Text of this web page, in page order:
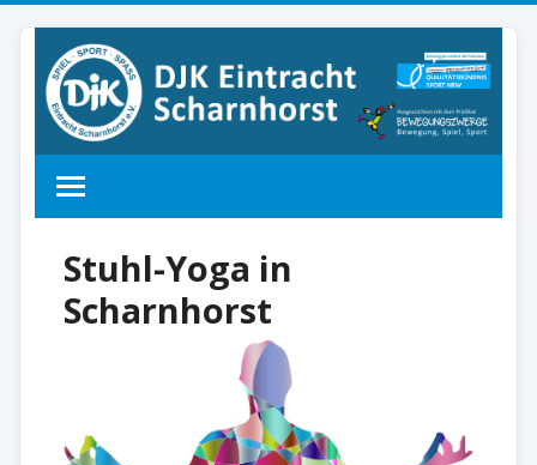
Stuhl-Yoga in
Scharnhorst